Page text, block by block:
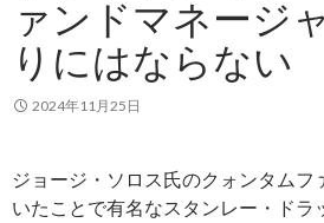
ァンドマネージ
りにはならない
2024年11月25日
ジョージ・ソロス氏のクォンタムフ
いたことで有名なスタンレー・ドラ